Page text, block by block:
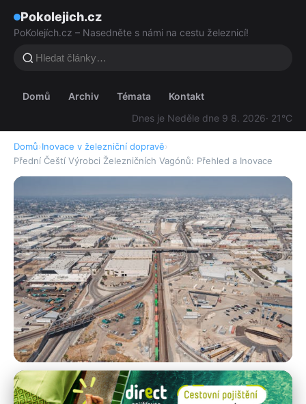
Pokolejich.cz
PoKolejích.cz – Nasedněte s námi na cestu železnicí!
Domů Archiv Témata
Kontakt
Dnes je Neděle dne 9 8. 2026· 21°C
Domů›Inovace v železniční dopravě›
Přední Čeští Výrobci Železničních Vagónů: Přehled a Inovace
Inovace v železniční dopravě